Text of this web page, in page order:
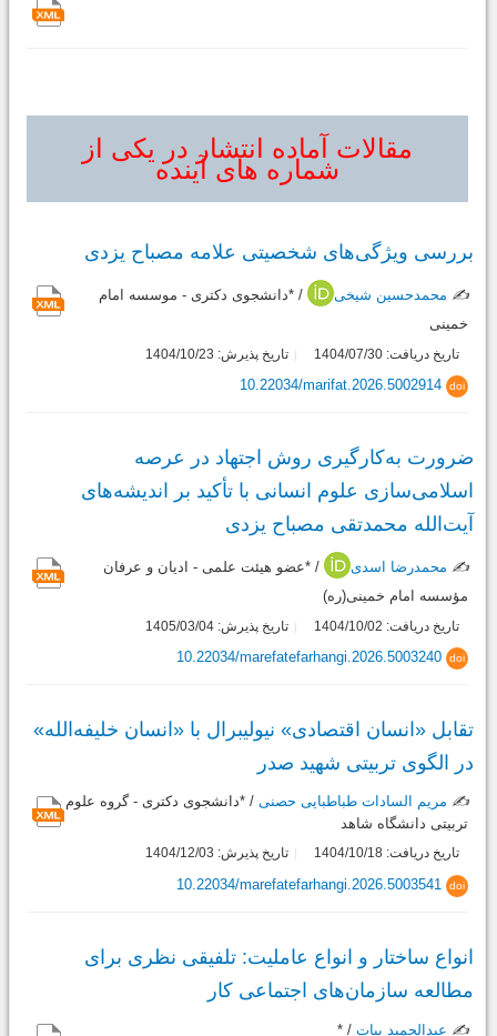
مقالات آماده انتشار در یکی از
شماره های آینده
بررسی ویژگی‌های شخصیتی علامه مصباح یزدی
✍️ محمدحسین شیخی
/ *دانشجوی دکتری - موسسه امام
خمینی
تاریخ دریافت: 1404/07/30 تاریخ پذیرش: 1404/10/23
doi
10.22034/marifat.2026.5002914
ضرورت به‌کارگیری روش اجتهاد در عرصه
اسلامی‌سازی علوم انسانی با تأکید بر اندیشه‌های
آیت‌الله محمدتقی مصباح یزدی
✍️ محمدرضا اسدی
/ *عضو هیئت علمی - ادیان و عرفان
مؤسسه امام خمینی(ره)
تاریخ دریافت: 1404/10/02 تاریخ پذیرش: 1405/03/04
doi
10.22034/marefatefarhangi.2026.5003240
تقابل «انسان اقتصادی» نیولیبرال با «انسان خلیفه‌الله»
در الگوی تربیتی شهید صدر
✍️ مریم السادات طباطبایی حصنی / *دانشجوی دکتری - گروه علوم
تربیتی دانشگاه شاهد
تاریخ دریافت: 1404/10/18 تاریخ پذیرش: 1404/12/03
doi
10.22034/marefatefarhangi.2026.5003541
انواع ساختار و انواع عاملیت: تلفیقی نظری برای
مطالعه سازمان‌های اجتماعی کار
✍️ عبدالحمید بیات / *